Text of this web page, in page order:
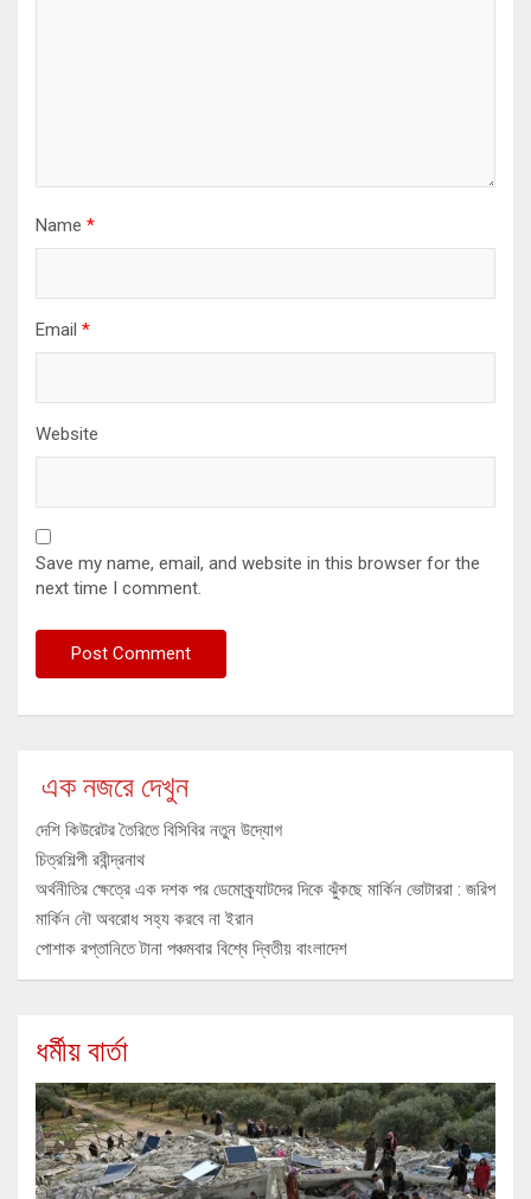
Name *
Email *
Website
Save my name, email, and website in this browser for the
next time I comment.
এক নজরে দেখুন
দেশি কিউরেটর তৈরিতে বিসিবির নতুন উদ্যোগ
চিত্রশিল্পী রবীন্দ্রনাথ
অর্থনীতির ক্ষেত্রে এক দশক পর ডেমোক্র্যাটদের দিকে ঝুঁকছে মার্কিন ভোটাররা : জরিপ
মার্কিন নৌ অবরোধ সহ্য করবে না ইরান
পোশাক রপ্তানিতে টানা পঞ্চমবার বিশ্বে দ্বিতীয় বাংলাদেশ
ধর্মীয় বার্তা